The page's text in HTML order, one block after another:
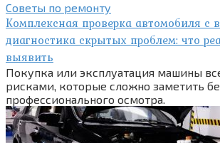
Советы по ремонту
Комплексная проверка автомобиля с
диагностика скрытых проблем: что
выявить
Покупка или эксплуатация машины
рисками, которые сложно заметить
профессионального осмотра.